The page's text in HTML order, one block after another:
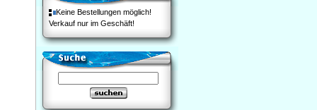
Keine Bestellungen möglich!
Verkauf nur im Geschäft!